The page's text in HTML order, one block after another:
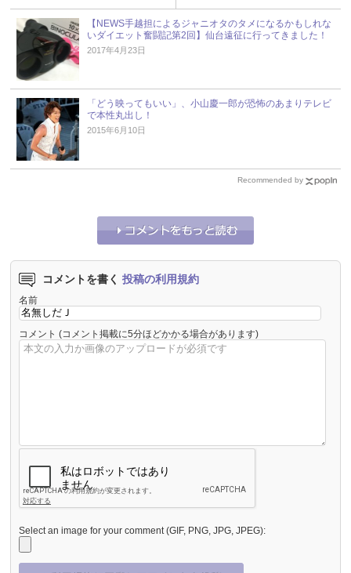
【NEWS手越担によるジャニオタのタメになるかもしれな
いダイエット奮闘記第2回】仙台遠征に行ってきました！
2017年4月23日
「どう映ってもいい」、小山慶一郎が恐怖のあまりテレビ
で本性丸出し！
2015年6月10日
Recommended by
コメントを書く 投稿の利用規約
名前
コメント (コメント掲載に5分ほどかかる場合があります)
Select an image for your comment (GIF, PNG, JPG, JPEG):